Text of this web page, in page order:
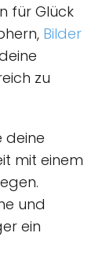
für Glück
Bilder
zu
deine
mit einem
und
ein